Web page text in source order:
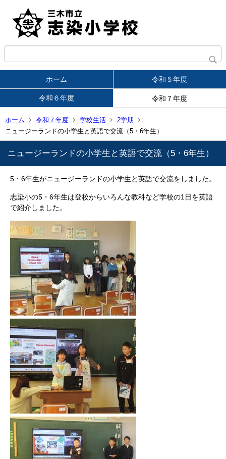
ホーム 令和５年度
令和６年度 令和７年度
ホーム 令和７年度 学校生活
2学期
ニュージーランドの小学生と英語で交流（5・6年生）
ニュージーランドの小学生と英語で交流（5・6年生）
5・6年生がニュージーランドの小学生と英語で交流をしました。
志染小の5・6年生は登校からいろんな教科など学校の1日を英語
で紹介しました。